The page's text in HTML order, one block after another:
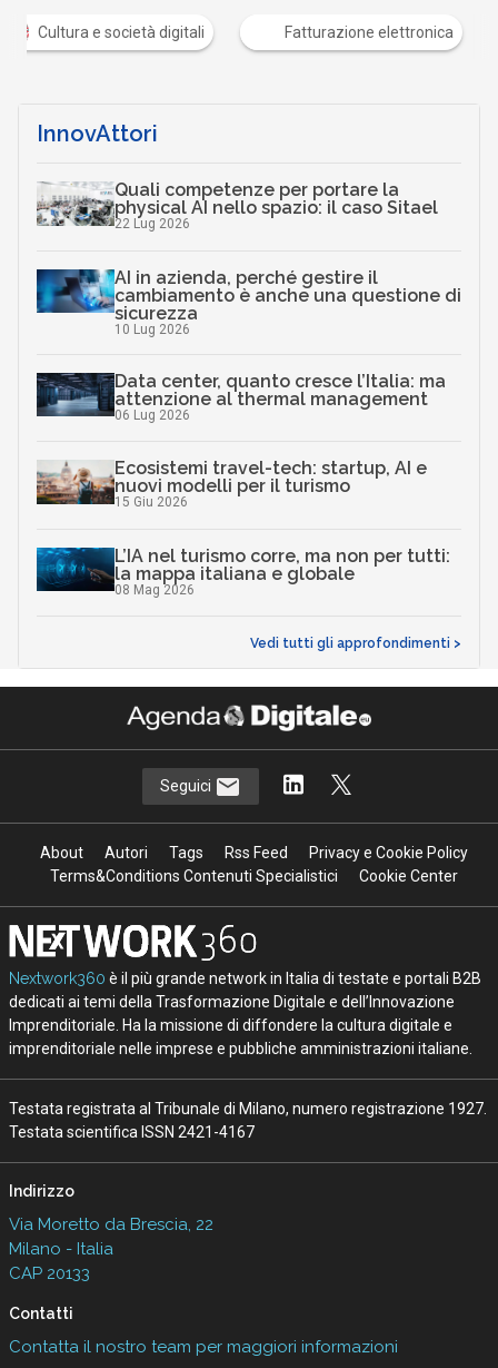
Cultura e società digitali Fatturazione elettronica
InnovAttori
Quali competenze per portare la
physical AI nello spazio: il caso Sitael
22 Lug 2026
AI in azienda, perché gestire il
cambiamento è anche una questione di
sicurezza
10 Lug 2026
Data center, quanto cresce l’Italia: ma
attenzione al thermal management
06 Lug 2026
Ecosistemi travel-tech: startup, AI e
nuovi modelli per il turismo
15 Giu 2026
L’IA nel turismo corre, ma non per tutti:
la mappa italiana e globale
08 Mag 2026
Vedi tutti gli approfondimenti >
Seguici
About Autori Tags Rss Feed
Privacy e Cookie Policy
Terms&Conditions Contenuti Specialistici
Cookie Center
Nextwork360 è il più grande network in Italia di testate e portali B2B
dedicati ai temi della Trasformazione Digitale e dell’Innovazione
Imprenditoriale. Ha la missione di diffondere la cultura digitale e
imprenditoriale nelle imprese e pubbliche amministrazioni italiane.
Testata registrata al Tribunale di Milano, numero registrazione 1927.
Testata scientifica ISSN 2421-4167
Indirizzo
Via Moretto da Brescia, 22
Milano - Italia
CAP 20133
Contatti
Contatta il nostro team per maggiori informazioni